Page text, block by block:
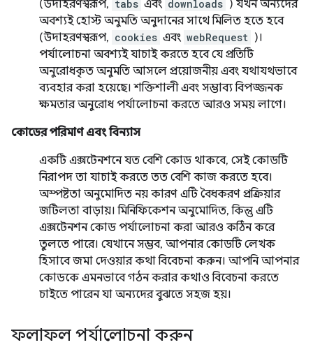
(উদাহরণস্বরূপ, tabs এবং downloads ) যখন অন্যদের
অবশ্যই হোস্ট অনুমতি অনুদানের সাথে মিলিত হতে হবে
(উদাহরণস্বরূপ, cookies এবং webRequest )।
পর্যালোচনা অবশ্যই যাচাই করতে হবে যে প্রতিটি
অনুরোধকৃত অনুমতি আসলে প্রয়োজনীয় এবং যথাযথভাবে
ব্যবহার করা হয়েছে। শক্তিশালী এবং সম্ভাব্য বিপজ্জনক
ক্ষমতার অনুরোধ পর্যালোচনা করতে আরও সময় লাগে।
কোডের পরিমাণ এবং বিন্যাস
একটি এক্সটেনশনে যত বেশি কোড থাকবে, সেই কোডটি
নিরাপদ তা যাচাই করতে তত বেশি কাজ করতে হবে।
অস্পষ্টতা অনুমোদিত নয় কারণ এটি বৈধকরণ প্রক্রিয়ার
জটিলতা বাড়ায়। মিনিফিকেশন অনুমোদিত, কিন্তু এটি
এক্সটেনশন কোড পর্যালোচনা করা আরও কঠিন করে
তুলতে পারে। যেখানে সম্ভব, আপনার কোডটি লেখক
হিসাবে জমা দেওয়ার কথা বিবেচনা করুন। আপনি আপনার
কোডকে এমনভাবে গঠন করার কথাও বিবেচনা করতে
চাইতে পারেন যা অন্যদের বুঝতে সহজ হয়।
ফলাফল পর্যালোচনা করুন